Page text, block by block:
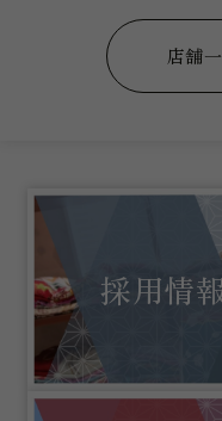
店舗
採用情